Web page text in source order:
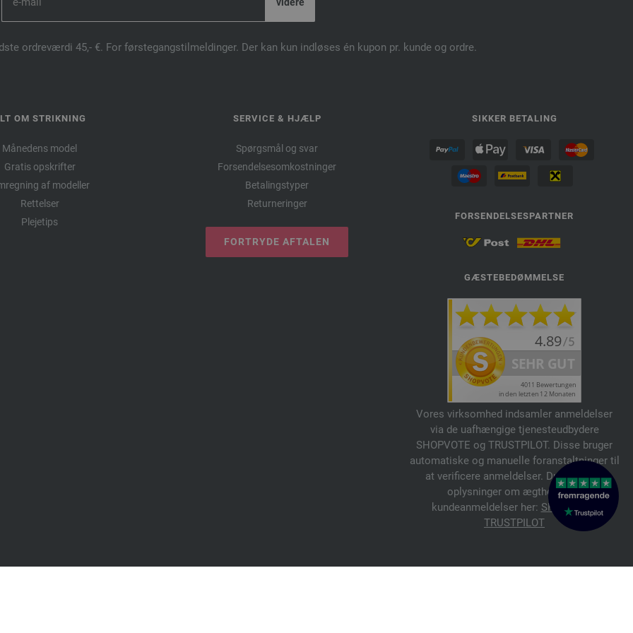
ordreværdi 45,- €. For førstegangstilmeldinger. Der kan kun indløses én kupon pr. kunde og ordre.
OM STRIKNING
Månedens model
Gratis opskrifter
af modeller
Rettelser
Plejetips
SERVICE & HJÆLP
Spørgsmål og svar
Forsendelsesomkostninger
Betalingstyper
Returneringer
FORTRYDE AFTALEN
SIKKER BETALING
FORSENDELSESPARTNER
GÆSTEBEDØMMELSE
Vores virksomhed indsamler anmeldelser
via de uafhængige tjenesteudbydere
SHOPVOTE og TRUSTPILOT. Disse bruger
automatiske og manuelle foranstaltninger til
at verificere anmeldelser. Du kan finde
oplysninger om ægtheden af
kundeanmeldelser her: SHOPVOTE
TRUSTPILOT